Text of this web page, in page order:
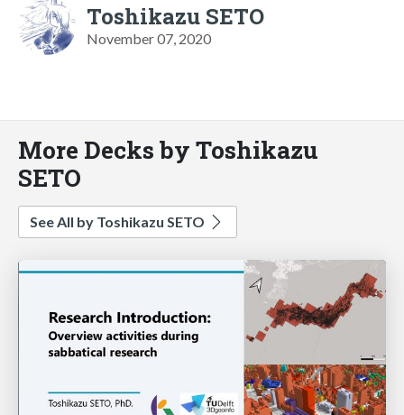
Toshikazu SETO
November 07, 2020
More Decks by Toshikazu
SETO
See All by Toshikazu SETO